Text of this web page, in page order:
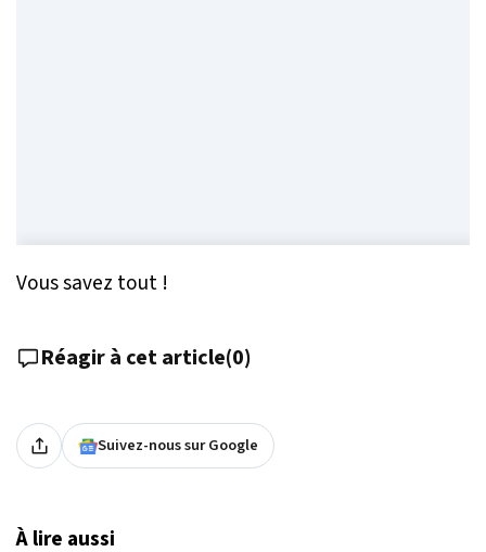
Vous savez tout !
Réagir à cet article(0)
Suivez-nous sur Google
À lire aussi